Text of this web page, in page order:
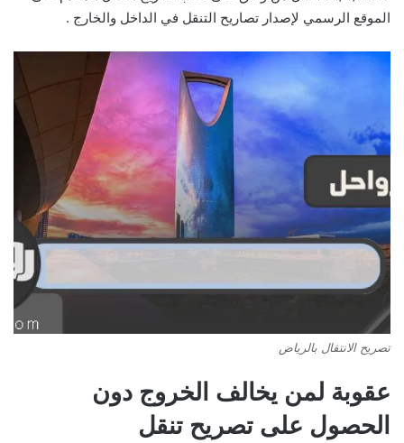
الموقع الرسمي لإصدار تصاريح التنقل في الداخل والخارج .
تصريح الانتقال بالرياض
عقوبة لمن يخالف الخروج دون
الحصول على تصريح تنقل